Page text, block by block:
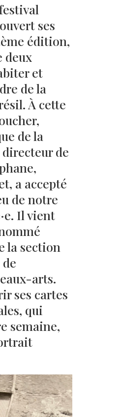
ses
édition,
deux
et
de la
À cette
de la
de
a accepté
de notre
Il vient
la section
arts.
ses cartes
qui
semaine,